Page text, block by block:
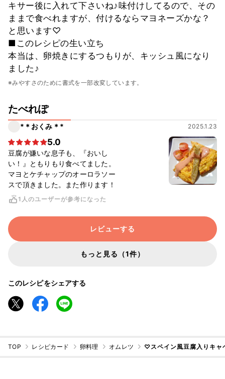
キサー後に入れて下さいね♪味付けしてるので、その
ままで食べれますが、付けるならマヨネーズかな？
と思います♡
■このレシピの生い立ち
本当は、卵焼きにするつもりが、キッシュ風になり
ました♪
※みやすさのために書式を一部改変しています。
たべれぽ
*＊おくみ＊* 2025.1.23
5.0
豆腐が嫌いな息子も、『おいし
い！』ともりもり食べてました。
マヨとケチャップのオーロラソー
スで頂きました。また作ります！
1人のユーザーが参考になった
レビューする
もっと見る（1件）
このレシピをシェアする
TOP レシピカード 卵料理 オムレツ ♡スペイン風豆腐入りキ